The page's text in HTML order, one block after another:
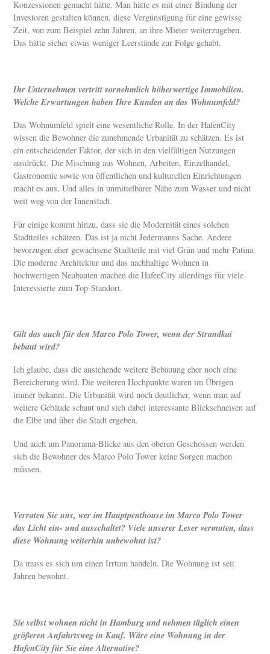
Konzessionen gemacht hätte. Man hätte es mit einer Bindung der
Investoren gestalten können, diese Vergünstigung für eine gewisse
Zeit, von zum Beispiel zehn Jahren, an ihre Mieter weiterzugeben.
Das hätte sicher etwas weniger Leerstände zur Folge gehabt.
Ihr Unternehmen vertritt vornehmlich höherwertige Immobilien.
Welche Erwartungen haben Ihre Kunden an das Wohnumfeld?
Das Wohnumfeld spielt eine wesentliche Rolle. In der HafenCity
wissen die Bewohner die zunehmende Urbanität zu schätzen. Es ist
ein entscheidender Faktor, der sich in den vielfältigen Nutzungen
ausdrückt. Die Mischung aus Wohnen, Arbeiten, Einzelhandel,
Gastronomie sowie von öffentlichen und kulturellen Einrichtungen
macht es aus. Und alles in unmittelbarer Nähe zum Wasser und nicht
weit weg von der Innenstadt.
Für einige kommt hinzu, dass sie die Modernität eines solchen
Stadtteiles schätzen. Das ist ja nicht Jedermanns Sache. Andere
bevorzugen eher gewachsene Stadtteile mit viel Grün und mehr Patina.
Die moderne Architektur und das nachhaltige Wohnen in
hochwertigen Neubauten machen die HafenCity allerdings für viele
Interessierte zum Top-Standort.
Gilt das auch für den Marco Polo Tower, wenn der Strandkai
bebaut wird?
Ich glaube, dass die anstehende weitere Bebauung eher noch eine
Bereicherung wird. Die weiteren Hochpunkte waren im Übrigen
immer bekannt. Die Urbanität wird noch deutlicher, wenn man auf
weitere Gebäude schaut und sich dabei interessante Blickschneisen auf
die Elbe und über die Stadt ergeben.
Und auch um Panorama-Blicke aus den oberen Geschossen werden
sich die Bewohner des Marco Polo Tower keine Sorgen machen
müssen.
Verraten Sie uns, wer im Hauptpenthouse im Marco Polo Tower
das Licht ein- und ausschaltet? Viele unserer Leser vermuten, dass
diese Wohnung weiterhin unbewohnt ist?
Da muss es sich um einen Irrtum handeln. Die Wohnung ist seit
Jahren bewohnt.
Sie selbst wohnen nicht in Hamburg und nehmen täglich einen
größeren Anfahrtsweg in Kauf. Wäre eine Wohnung in der
HafenCity für Sie eine Alternative?